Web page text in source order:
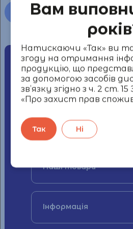
Вам
Натискаючи «Так» ви
згоду на отримання
продукцію, що
за допомогою засобів
зв’язку згідно з ч. 2 ст.
«Про захист прав
Так Ні
Всі новини
Наші контакти
+38 044 339 59 18
СІЧОВИХ СТРІЛЬЦІВ,
Наші товари
Інформація